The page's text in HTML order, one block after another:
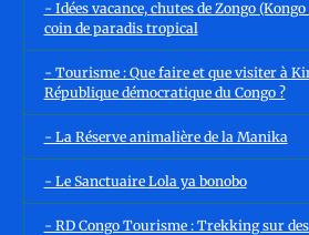
- Idées vacance, chutes de Zongo
coin de paradis tropical
- Tourisme : Que faire et que visiter à
République démocratique du Congo ?
- La Réserve animalière de la Manika
- Le Sanctuaire Lola ya bonobo
- RD Congo Tourisme : Trekking sur